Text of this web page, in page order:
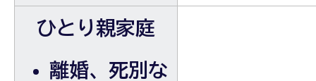
ひとり親家庭
離婚、死別な